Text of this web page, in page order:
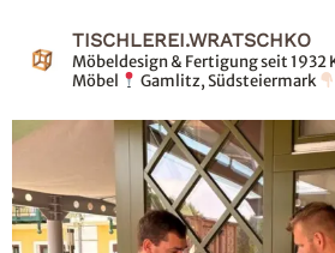
TISCHLEREI.WRATSCHKO
Möbeldesign & Fertigung seit 1932
Möbel
Gamlitz, Südsteiermark